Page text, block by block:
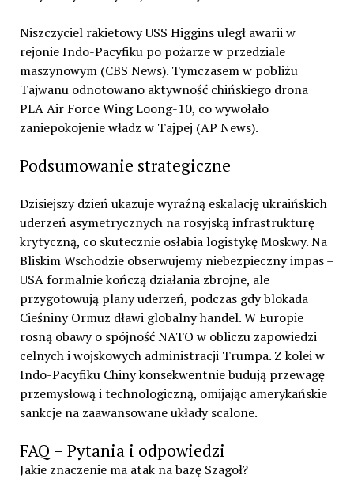
Niszczyciel rakietowy USS Higgins uległ awarii w
rejonie Indo-Pacyfiku po pożarze w przedziale
maszynowym (CBS News). Tymczasem w pobliżu
Tajwanu odnotowano aktywność chińskiego drona
PLA Air Force Wing Loong-10, co wywołało
zaniepokojenie władz w Tajpej (AP News).
Podsumowanie strategiczne
Dzisiejszy dzień ukazuje wyraźną eskalację ukraińskich
uderzeń asymetrycznych na rosyjską infrastrukturę
krytyczną, co skutecznie osłabia logistykę Moskwy. Na
Bliskim Wschodzie obserwujemy niebezpieczny impas –
USA formalnie kończą działania zbrojne, ale
przygotowują plany uderzeń, podczas gdy blokada
Cieśniny Ormuz dławi globalny handel. W Europie
rosną obawy o spójność NATO w obliczu zapowiedzi
celnych i wojskowych administracji Trumpa. Z kolei w
Indo-Pacyfiku Chiny konsekwentnie budują przewagę
przemysłową i technologiczną, omijając amerykańskie
sankcje na zaawansowane układy scalone.
FAQ – Pytania i odpowiedzi
Jakie znaczenie ma atak na bazę Szagoł?